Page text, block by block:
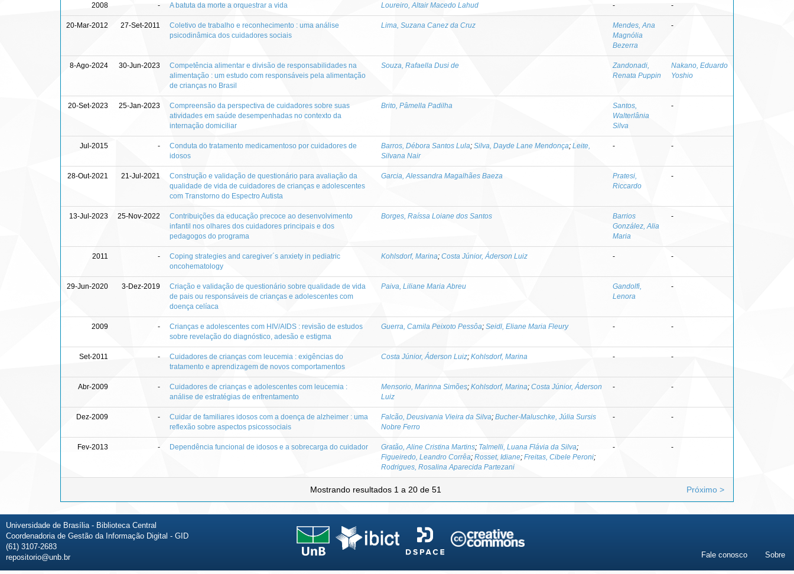
2008 - A batuta da morte a orquestrar a vida Loureiro, Altair Macedo Lahud - -
20-Mar-2012 27-Set-2011
Coletivo de trabalho e reconhecimento : uma análise
psicodinâmica dos cuidadores sociais
Lima, Suzana Canez da Cruz
Mendes, Ana
Magnólia
Bezerra
-
8-Ago-2024 30-Jun-2023
Competência alimentar e divisão de responsabilidades na
alimentação : um estudo com responsáveis pela alimentação
de crianças no Brasil
Souza, Rafaella Dusi de
Zandonadi,
Renata Puppin
Nakano, Eduardo
Yoshio
20-Set-2023 25-Jan-2023
Compreensão da perspectiva de cuidadores sobre suas
atividades em saúde desempenhadas no contexto da
internação domiciliar
Brito, Pâmella Padilha
Santos,
Walterlânia
Silva
-
Jul-2015 -
Conduta do tratamento medicamentoso por cuidadores de
idosos
Barros, Débora Santos Lula; Silva, Dayde Lane Mendonça; Leite,
Silvana Nair
- -
28-Out-2021 21-Jul-2021
Construção e validação de questionário para avaliação da
qualidade de vida de cuidadores de crianças e adolescentes
com Transtorno do Espectro Autista
Garcia, Alessandra Magalhães Baeza
Pratesi,
Riccardo
-
13-Jul-2023 25-Nov-2022
Contribuições da educação precoce ao desenvolvimento
infantil nos olhares dos cuidadores principais e dos
pedagogos do programa
Borges, Raíssa Loiane dos Santos
Barrios
González, Alia
Maria
-
2011 -
Coping strategies and caregiver´s anxiety in pediatric
oncohematology
Kohlsdorf, Marina; Costa Júnior, Áderson Luiz - -
29-Jun-2020 3-Dez-2019
Criação e validação de questionário sobre qualidade de vida
de pais ou responsáveis de crianças e adolescentes com
doença celíaca
Paiva, Liliane Maria Abreu
Gandolfi,
Lenora
-
2009 -
Crianças e adolescentes com HIV/AIDS : revisão de estudos
sobre revelação do diagnóstico, adesão e estigma
Guerra, Camila Peixoto Pessôa; Seidl, Eliane Maria Fleury - -
Set-2011 -
Cuidadores de crianças com leucemia : exigências do
tratamento e aprendizagem de novos comportamentos
Costa Júnior, Áderson Luiz; Kohlsdorf, Marina - -
Abr-2009 -
Cuidadores de crianças e adolescentes com leucemia :
análise de estratégias de enfrentamento
Mensorio, Marinna Simões; Kohlsdorf, Marina; Costa Júnior, Áderson
Luiz
- -
Dez-2009 -
Cuidar de familiares idosos com a doença de alzheimer : uma
reflexão sobre aspectos psicossociais
Falcão, Deusivania Vieira da Silva; Bucher-Maluschke, Júlia Sursis
Nobre Ferro
- -
Fev-2013 - Dependência funcional de idosos e a sobrecarga do cuidador Gratão, Aline Cristina Martins; Talmelli, Luana Flávia da Silva;
Figueiredo, Leandro Corrêa; Rosset, Idiane; Freitas, Cibele Peroni;
Rodrigues, Rosalina Aparecida Partezani
- -
Mostrando resultados 1 a 20 de 51 Próximo >
Universidade de Brasília - Biblioteca Central
Coordenadoria de Gestão da Informação Digital - GID
(61) 3107-2683
repositorio@unb.br
Fale conosco Sobre